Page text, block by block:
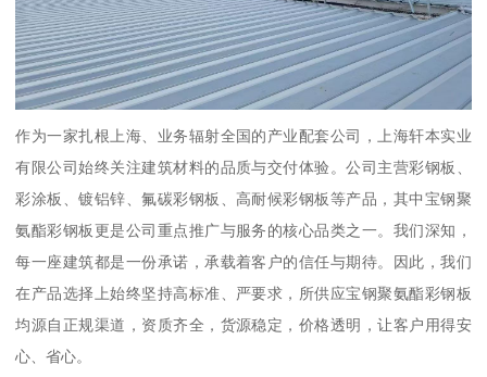
作为一家扎根上海、业务辐射全国的产业配套公司，上海轩本实业
有限公司始终关注建筑材料的品质与交付体验。公司主营彩钢板、
彩涂板、镀铝锌、氟碳彩钢板、高耐候彩钢板等产品，其中宝钢聚
氨酯彩钢板更是公司重点推广与服务的核心品类之一。我们深知，
每一座建筑都是一份承诺，承载着客户的信任与期待。因此，我们
在产品选择上始终坚持高标准、严要求，所供应宝钢聚氨酯彩钢板
均源自正规渠道，资质齐全，货源稳定，价格透明，让客户用得安
心、省心。